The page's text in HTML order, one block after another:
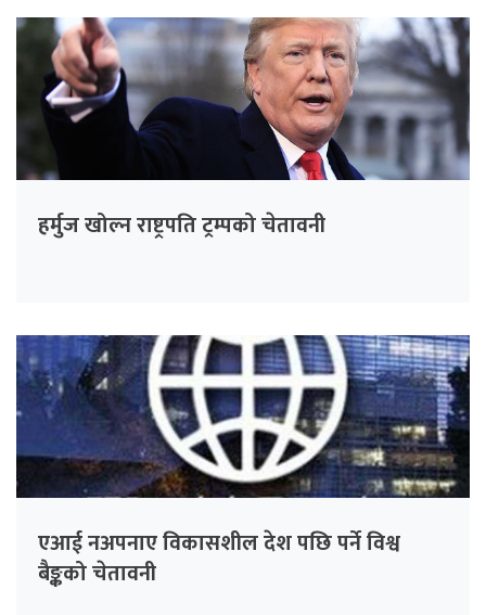
हर्मुज खोल्न राष्ट्रपति ट्रम्पको चेतावनी
एआई नअपनाए विकासशील देश पछि पर्ने विश्व
बैङ्कको चेतावनी